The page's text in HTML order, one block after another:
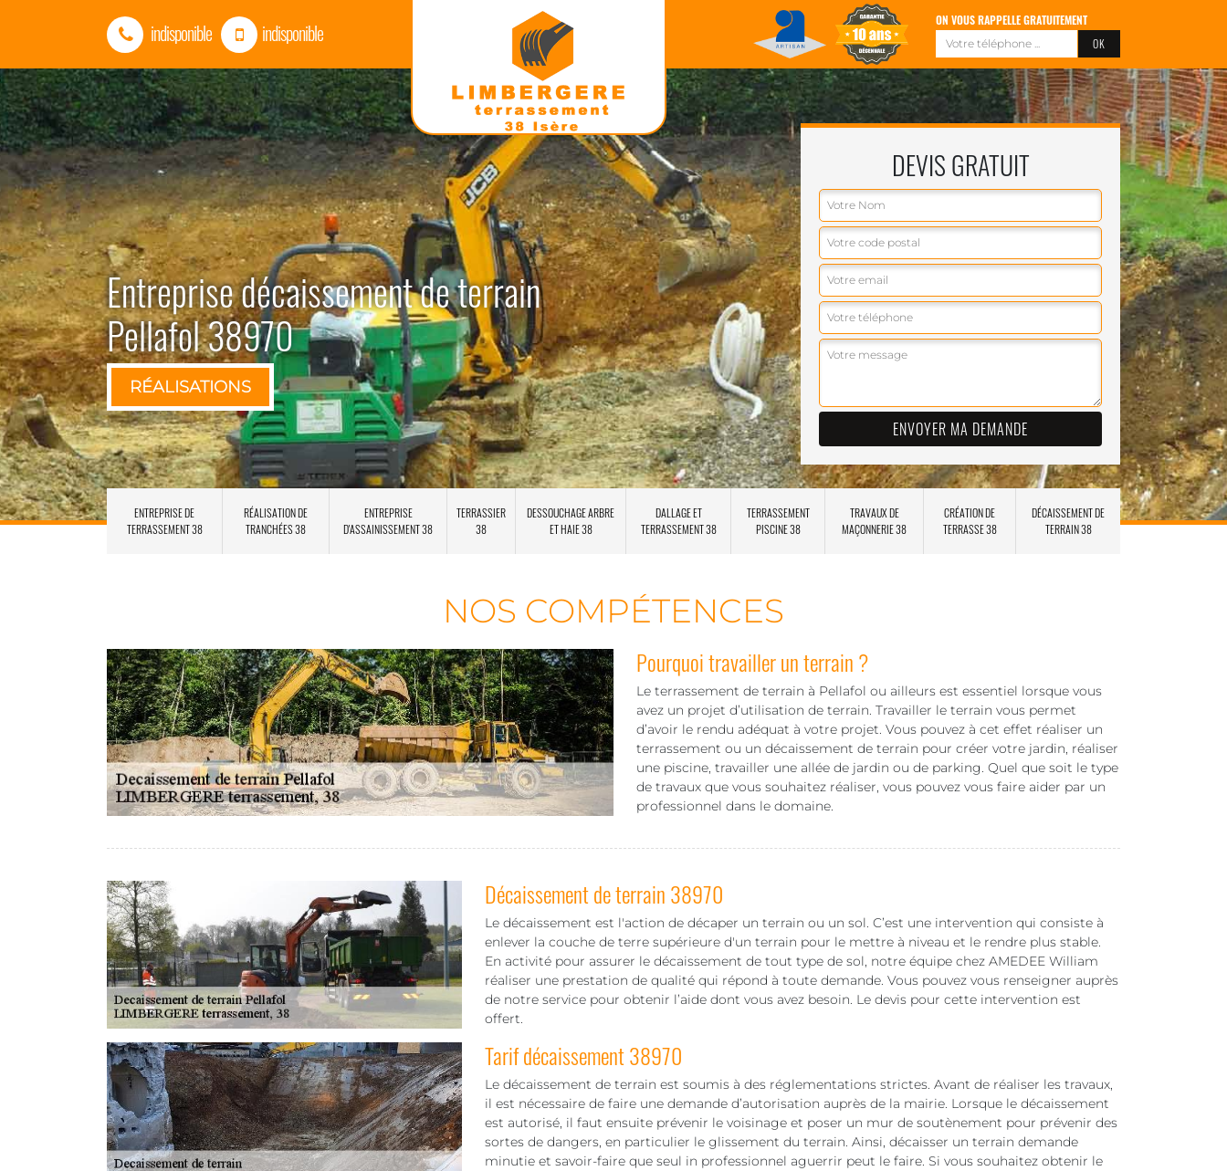
indisponible indisponible ON VOUS RAPPELLE GRATUITEMENT
Entreprise décaissement de terrain
Pellafol 38970
RÉALISATIONS
DEVIS GRATUIT
ENTREPRISE DE
TERRASSEMENT 38
RÉALISATION DE
TRANCHÉES 38
ENTREPRISE
D'ASSAINISSEMENT 38
TERRASSIER
38
DESSOUCHAGE ARBRE
ET HAIE 38
DALLAGE ET
TERRASSEMENT 38
TERRASSEMENT
PISCINE 38
TRAVAUX DE
MAÇONNERIE 38
CRÉATION DE
TERRASSE 38
DÉCAISSEMENT DE
TERRAIN 38
NOS COMPÉTENCES
Pourquoi travailler un terrain ?
Le terrassement de terrain à Pellafol ou ailleurs est essentiel lorsque vous
avez un projet d’utilisation de terrain. Travailler le terrain vous permet
d’avoir le rendu adéquat à votre projet. Vous pouvez à cet effet réaliser un
terrassement ou un décaissement de terrain pour créer votre jardin, réaliser
une piscine, travailler une allée de jardin ou de parking. Quel que soit le type
de travaux que vous souhaitez réaliser, vous pouvez vous faire aider par un
professionnel dans le domaine.
Décaissement de terrain 38970
Le décaissement est l'action de décaper un terrain ou un sol. C’est une intervention qui consiste à
enlever la couche de terre supérieure d'un terrain pour le mettre à niveau et le rendre plus stable.
En activité pour assurer le décaissement de tout type de sol, notre équipe chez AMEDEE William
réaliser une prestation de qualité qui répond à toute demande. Vous pouvez vous renseigner auprès
de notre service pour obtenir l’aide dont vous avez besoin. Le devis pour cette intervention est
offert.
Tarif décaissement 38970
Le décaissement de terrain est soumis à des réglementations strictes. Avant de réaliser les travaux,
il est nécessaire de faire une demande d’autorisation auprès de la mairie. Lorsque le décaissement
est autorisé, il faut ensuite prévenir le voisinage et poser un mur de soutènement pour prévenir des
sortes de dangers, en particulier le glissement du terrain. Ainsi, décaisser un terrain demande
minutie et savoir-faire que seul in professionnel aguerrir peut le faire. Si vous souhaitez obtenir le